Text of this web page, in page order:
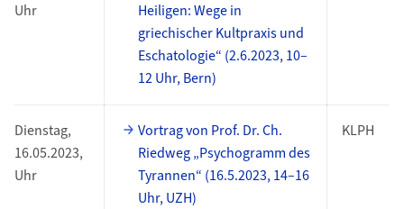
Uhr
Heiligen: Wege in
griechischer Kultpraxis und
Eschatologie“ (2.6.2023, 10–
12 Uhr, Bern)
Dienstag,
16.05.2023,
Uhr
Vortrag von Prof. Dr. Ch.
Riedweg „Psychogramm des
Tyrannen“ (16.5.2023, 14–16
Uhr, UZH)
KLPH